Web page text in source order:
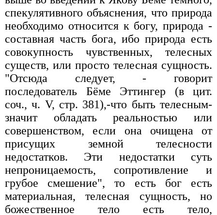
спекулятивного объяснения, что природа
необходимо относится к богу, природа -
составная часть бога, ибо природа есть
совокупность чувственных, телесных
существ, или просто телесная сущность.
"Отсюда следует, - говорит
последователь Бёме Эттингер (в цит.
соч., ч. V, стр. 381),-что быть телесным-
значит обладать реальностью или
совершенством, если она очищена от
присущих земной телесности
недостатков. Эти недостатки суть
непроницаемость, сопротивление и
грубое смешение", то есть бог есть
материальная, телесная сущность, но
божественное тело есть тело,